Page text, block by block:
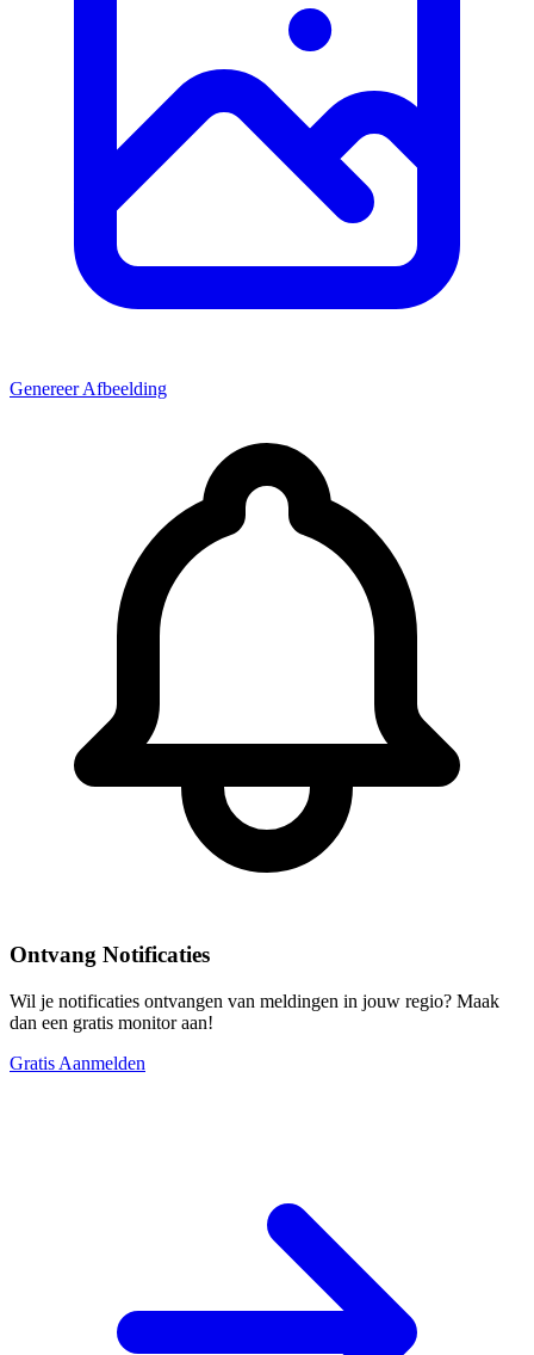
Genereer Afbeelding
Ontvang Notificaties
Wil je notificaties ontvangen van meldingen in jouw regio? Maak
dan een gratis monitor aan!
Gratis Aanmelden